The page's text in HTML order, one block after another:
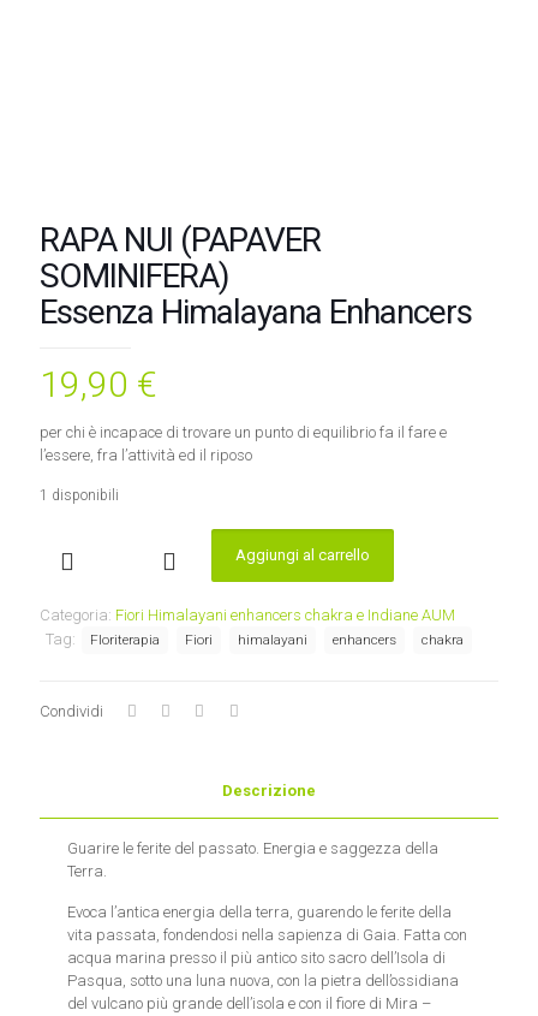
RAPA NUI (PAPAVER
SOMINIFERA)
Essenza Himalayana Enhancers
19,90 €
per chi è incapace di trovare un punto di equilibrio fa il fare e
l’essere, fra l’attività ed il riposo
1 disponibili
RAPA
(PAPAVER
SOMINIFERA)
Enhancers
Aggiungi al carrello
Categoria: Fiori Himalayani enhancers chakra e Indiane AUM
Tag:
Floriterapia Fiori himalayani enhancers chakra
Condividi
Descrizione
Guarire le ferite del passato. Energia e saggezza della
Terra.
Evoca l’antica energia della terra, guarendo le ferite della
vita passata, fondendosi nella sapienza di Gaia. Fatta con
acqua marina presso il più antico sito sacro dell’Isola di
Pasqua, sotto una luna nuova, con la pietra dell’ossidiana
del vulcano più grande dell’isola e con il fiore di Mira –